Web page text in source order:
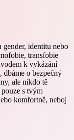
gender, identitu nebo
transfobie
k vykázání
dbáme o bezpečný
ale nikdo tě
s tvým
komfortně, neboj